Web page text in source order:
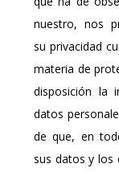
nuestro, nos
su privacidad
materia de
disposición la
datos
de que, en
sus datos y los